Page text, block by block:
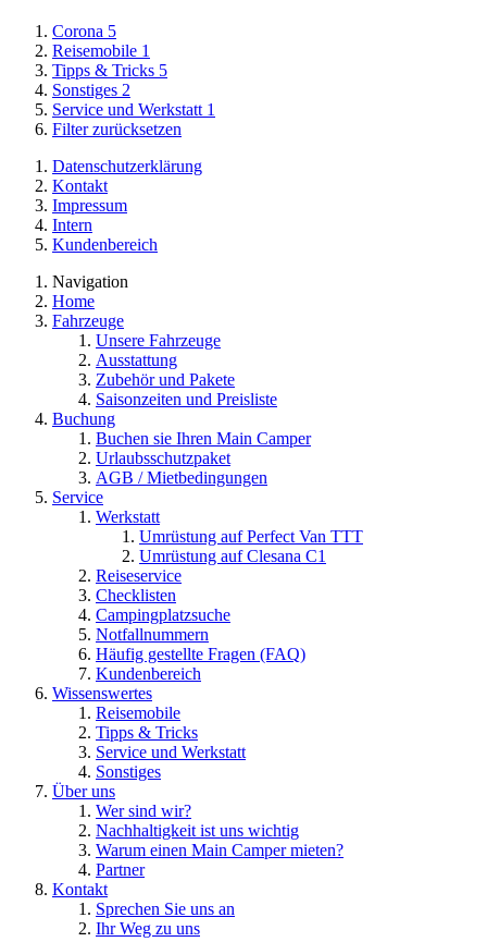
Corona 5
Reisemobile 1
Tipps & Tricks 5
Sonstiges 2
Service und Werkstatt 1
Filter zurücksetzen
Datenschutzerklärung
Kontakt
Impressum
Intern
Kundenbereich
Navigation
Home
Fahrzeuge
Unsere Fahrzeuge
Ausstattung
Zubehör und Pakete
Saisonzeiten und Preisliste
Buchung
Buchen sie Ihren Main Camper
Urlaubsschutzpaket
AGB / Mietbedingungen
Service
Werkstatt
Umrüstung auf Perfect Van TTT
Umrüstung auf Clesana C1
Reiseservice
Checklisten
Campingplatzsuche
Notfallnummern
Häufig gestellte Fragen (FAQ)
Kundenbereich
Wissenswertes
Reisemobile
Tipps & Tricks
Service und Werkstatt
Sonstiges
Über uns
Wer sind wir?
Nachhaltigkeit ist uns wichtig
Warum einen Main Camper mieten?
Partner
Kontakt
Sprechen Sie uns an
Ihr Weg zu uns